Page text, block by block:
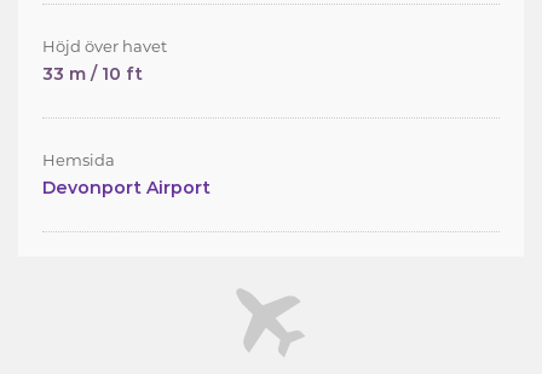
Höjd över havet
33 m / 10 ft
Hemsida
Devonport Airport